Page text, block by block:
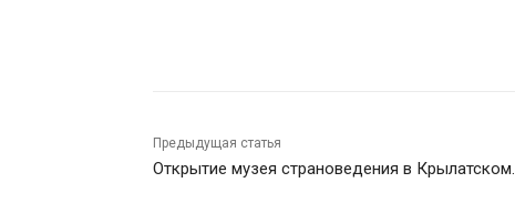
Предыдущая статья
Открытие музея страноведения в Крылатском.